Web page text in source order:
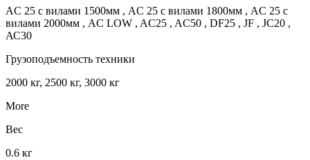
AC 25 с вилами 1500мм , AC 25 с вилами 1800мм , AC 25 с
вилами 2000мм , AC LOW , AC25 , AC50 , DF25 , JF , JС20 ,
АС30
Грузоподъемность техники
2000 кг, 2500 кг, 3000 кг
More
Вес
0.6 кг